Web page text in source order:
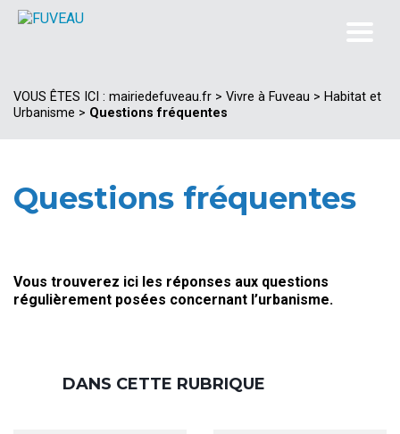
VOUS ÊTES ICI : mairiedefuveau.fr > Vivre à Fuveau > Habitat et
Urbanisme > Questions fréquentes
Questions fréquentes
Vous trouverez ici les réponses aux questions
régulièrement posées concernant l’urbanisme.
DANS CETTE RUBRIQUE